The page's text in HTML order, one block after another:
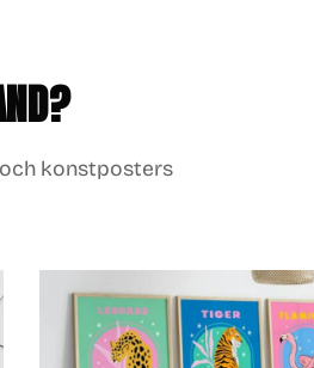
konstposters